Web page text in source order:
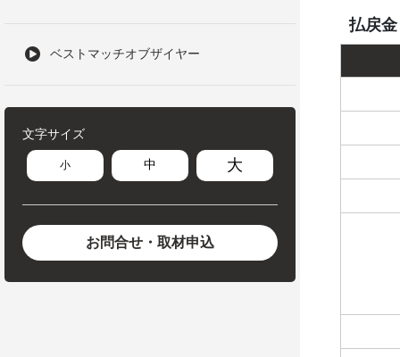
ベストマッチオブザイヤー
文字サイズ
小 中 大
お問合せ・取材申込
払戻金